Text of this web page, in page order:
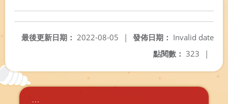
發佈日期： Invalid date
最後更新日期： 2022-08-05
|
點閱數： 323 |